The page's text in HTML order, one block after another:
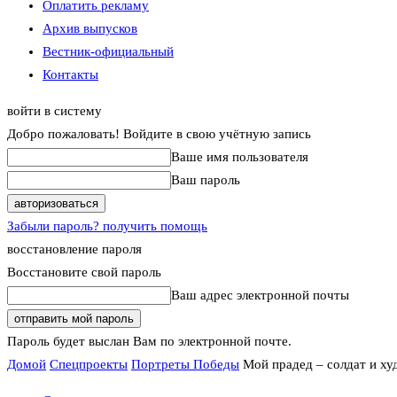
Оплатить рекламу
Архив выпусков
Вестник-официальный
Контакты
войти в систему
Добро пожаловать! Войдите в свою учётную запись
Ваше имя пользователя
Ваш пароль
Забыли пароль? получить помощь
восстановление пароля
Восстановите свой пароль
Ваш адрес электронной почты
Пароль будет выслан Вам по электронной почте.
Домой Спецпроекты Портреты Победы Мой прадед – солдат и